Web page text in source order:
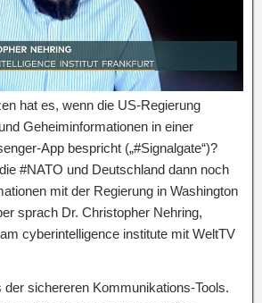
hat es, wenn die US-Regierung
Geheiminformationen in einer
App bespricht („#Signalgate“)?
#NATO und Deutschland dann noch
mit der Regierung in Washington
sprach Dr. Christopher Nehring,
cyberintelligence institute mit WeltTV
der sichereren Kommunikations-Tools.